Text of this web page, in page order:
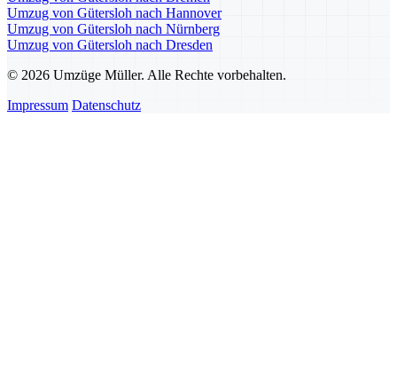
Umzug von Gütersloh nach Hannover
Umzug von Gütersloh nach Nürnberg
Umzug von Gütersloh nach Dresden
© 2026 Umzüge Müller. Alle Rechte vorbehalten.
Impressum Datenschutz